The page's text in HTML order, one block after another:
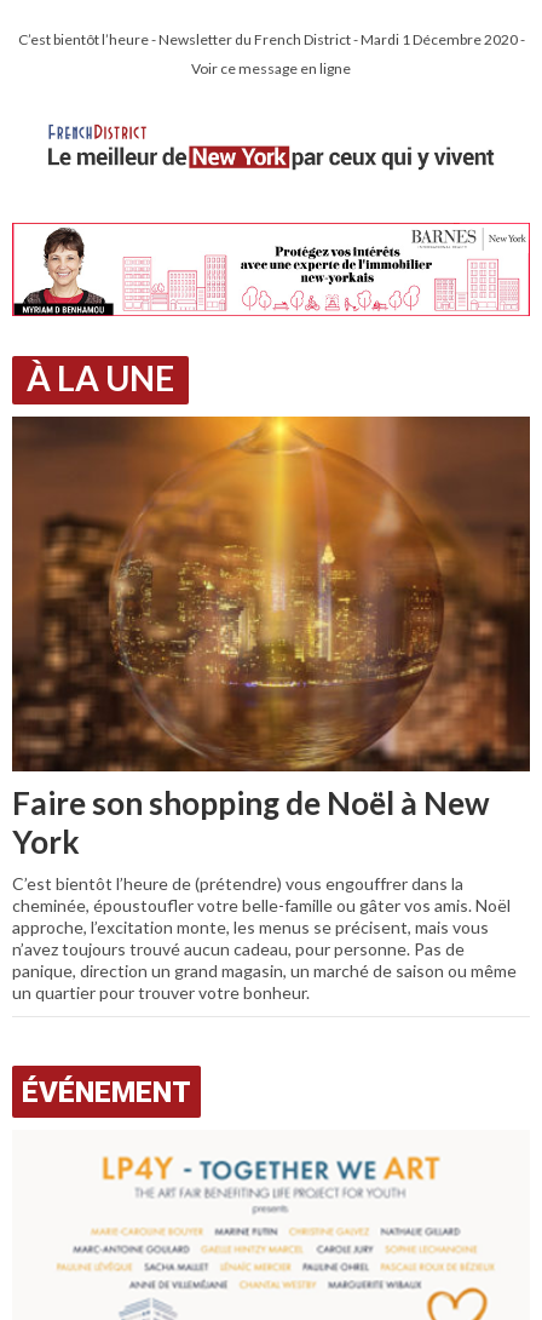
C’est bientôt l’heure - Newsletter du French District - Mardi 1 Décembre 2020 -
Voir ce message en ligne
À LA UNE
Faire son shopping de Noël à New
York
C’est bientôt l’heure de (prétendre) vous engouffrer dans la
cheminée, époustoufler votre belle-famille ou gâter vos amis. Noël
approche, l’excitation monte, les menus se précisent, mais vous
n’avez toujours trouvé aucun cadeau, pour personne. Pas de
panique, direction un grand magasin, un marché de saison ou même
un quartier pour trouver votre bonheur.
ÉVÉNEMENT